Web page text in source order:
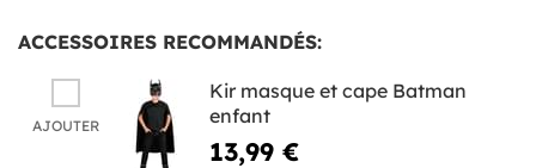
ACCESSOIRES RECOMMANDÉS:
AJOUTER
Kir masque et cape Batman
enfant
13,99 €